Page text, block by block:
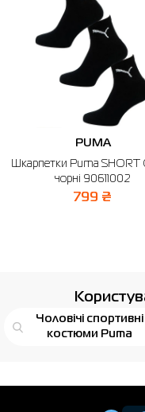
PUMA
Шкарпетки Puma SHORT
чорні 90611002
799 ₴
Чоловічі спортивні
костюми Puma